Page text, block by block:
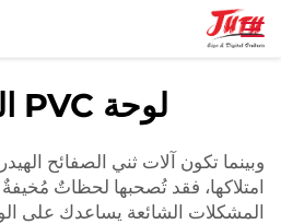
الصفحة الرئيسية
المنتجات
لوحة PVC المموجة
وبينما تكون آلات ثني الصفائح
امتلاكها، فقد تُصحبها لحظاتٌ
المشكلات الشائعة يساعدك على